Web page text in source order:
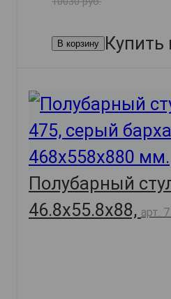
В корзину Купить
Полубарный
46.8х55.8х88, арт.